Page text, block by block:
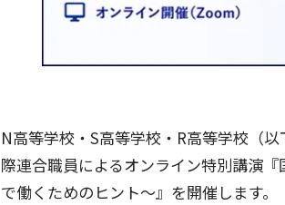
N高等学校・S高等学校・R高等学校（
際連合職員によるオンライン特別講演
で働くためのヒント〜』を開催します。